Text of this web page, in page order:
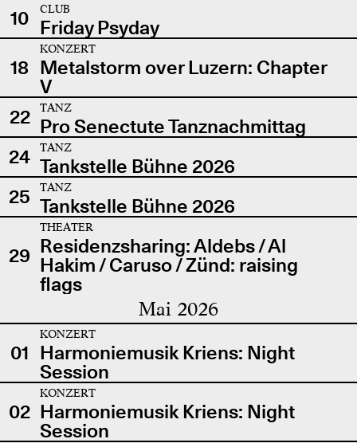
10
CLUB
Friday Psyday
18
KONZERT
Metalstorm over Luzern: Chapter
V
22
TANZ
Pro Senectute Tanznachmittag
24
TANZ
Tankstelle Bühne 2026
25
TANZ
Tankstelle Bühne 2026
29
THEATER
Residenzsharing: Aldebs / Al
Hakim / Caruso / Zünd: raising
flags
Mai 2026
01
KONZERT
Harmoniemusik Kriens: Night
Session
02
KONZERT
Harmoniemusik Kriens: Night
Session